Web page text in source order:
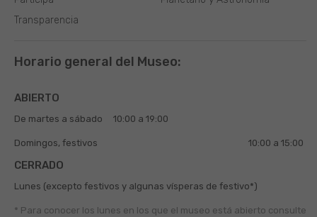
Transparencia
Horario general del Museo:
ABIERTO
De martes a sábado 10:00 a 19:00
Domingos, festivos 10:00 a 15:00
CERRADO
Lunes (excepto festivos y algunas vísperas de festivo*)
* Para conocer los lunes en los que el museo está abierto consulte